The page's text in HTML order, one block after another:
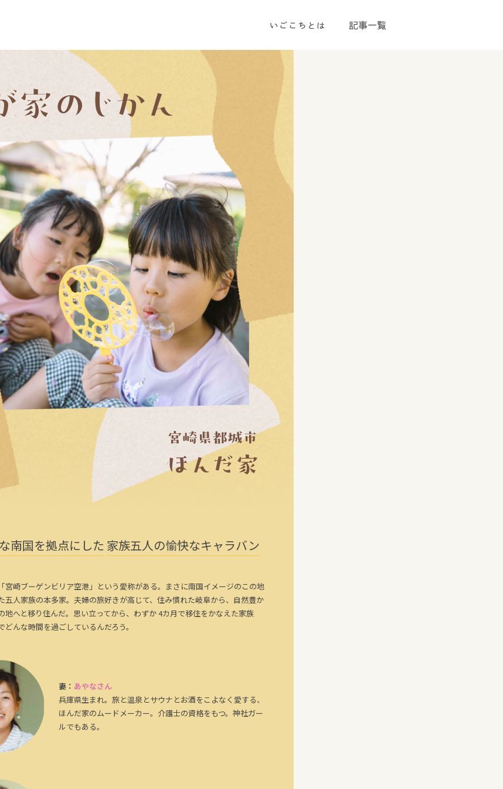
いごこちとは 記事一覧
南国を拠点にした 家族五人の愉快なキャラバン
宮崎ブーゲンビリア空港」という愛称がある。まさに南国イメージのこの地
五人家族の本多家。夫婦の旅好きが高じて、住み慣れた岐阜から、自然豊か
地へと移り住んだ。思い立ってから、わずか 4カ月で移住をかなえた家族
どんな時間を過ごしているんだろう。
妻： あやなさん
兵庫県生まれ。旅と温泉とサウナとお酒をこよなく愛する、
ほんだ家のムードメーカー。介護士の資格をもつ。神社ガー
ルでもある。